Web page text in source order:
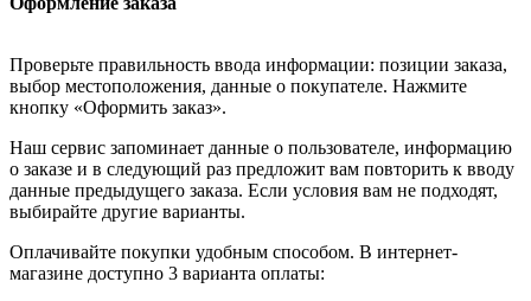
Проверьте правильность ввода информации: позиции заказа,
выбор местоположения, данные о покупателе. Нажмите
кнопку «Оформить заказ».
Наш сервис запоминает данные о пользователе, информацию
о заказе и в следующий раз предложит вам повторить к вводу
данные предыдущего заказа. Если условия вам не подходят,
выбирайте другие варианты.
Оплачивайте покупки удобным способом. В интернет-
магазине доступно 3 варианта оплаты: